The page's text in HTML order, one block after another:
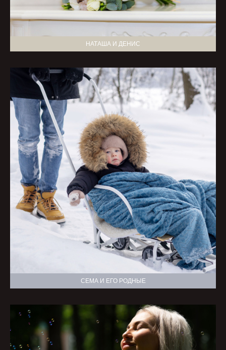
НАТАША И ДЕНИС
СЕМА И ЕГО РОДНЫЕ